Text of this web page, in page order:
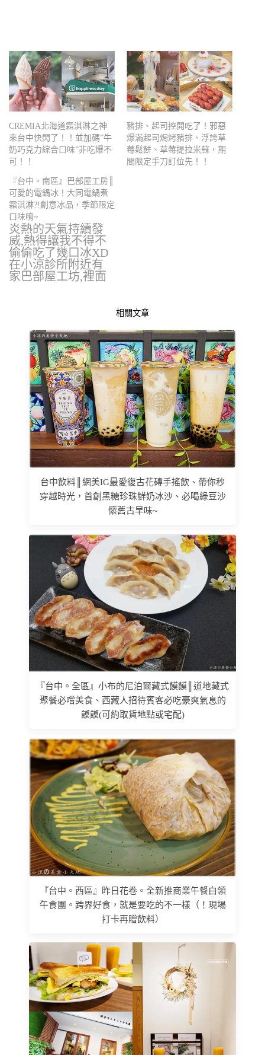
CREMIA北海道霜淇淋之神
來台中快閃了！！並加碼”牛
奶巧克力綜合口味”非吃爆不
可！！
豬排、起司控開吃了！邪惡
爆滿起司焗烤豬排、浮誇草
莓鬆餅、草莓提拉米蘇，期
間限定手刀訂位先！！
『台中。南區』巴部屋工房║
可愛的電鍋冰！大同電鍋煮
霜淇淋?!創意冰品，季節限定
口味唷~
炎熱的天氣持續發
威,熱得讓我不得不
偷偷吃了幾口冰XD
在小涼診所附近有
家巴部屋工坊,裡面
相關文章
台中飲料║網美IG最愛復古花磚手搖飲、帶你秒
穿越時光，首創黑糖珍珠鮮奶冰沙、必喝綠豆沙
懷舊古早味~
『台中。全區』小布的尼泊爾藏式饃饃║道地藏式
聚餐必嚐美食、西藏人招待賓客必吃豪爽氣息的
饃饃(可約取貨地點或宅配)
『台中。西區』昨日花卷。全新推商業午餐白領
午食團。跨界好食，就是要吃的不一樣（！現場
打卡再贈飲料）